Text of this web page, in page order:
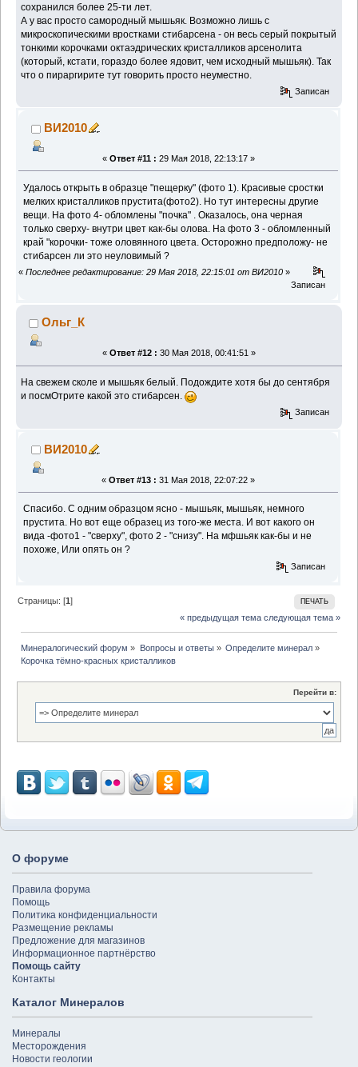
сохранился более 25-ти лет.
А у вас просто самородный мышьяк. Возможно лишь с
микроскопическими вростками стибарсена - он весь серый покрытый
тонкими корочками октаэдрических кристалликов арсенолита
(который, кстати, гораздо более ядовит, чем исходный мышьяк). Так
что о пираргирите тут говорить просто неуместно.
Записан
ВИ2010
« Ответ #11 : 29 Мая 2018, 22:13:17 »
Удалось открыть в образце "пещерку" (фото 1). Красивые сростки
мелких кристалликов прустита(фото2). Но тут интересны другие
вещи. На фото 4- обломлены "почка" . Оказалось, она черная
только сверху- внутри цвет как-бы олова. На фото 3 - обломленный
край "корочки- тоже оловянного цвета. Осторожно предположу- не
стибарсен ли это неуловимый ?
« Последнее редактирование: 29 Мая 2018, 22:15:01 от ВИ2010 »
Записан
Ольг_К
« Ответ #12 : 30 Мая 2018, 00:41:51 »
На свежем сколе и мышьяк белый. Подождите хотя бы до сентября
и посмОтрите какой это стибарсен.
Записан
ВИ2010
« Ответ #13 : 31 Мая 2018, 22:07:22 »
Спасибо. С одним образцом ясно - мышьяк, мышьяк, немного
прустита. Но вот еще образец из того-же места. И вот какого он
вида -фото1 - "сверху", фото 2 - "снизу". На мфшьяк как-бы и не
похоже, Или опять он ?
Записан
ПЕЧАТЬ
Страницы: [1]
« предыдущая тема следующая тема »
Минералогический форум » Вопросы и ответы» Определите минерал»
Корочка тёмно-красных кристалликов
Перейти в:
О форуме
Правила форума
Помощь
Политика конфиденциальности
Размещение рекламы
Предложение для магазинов
Информационное партнёрство
Помощь сайту
Контакты
Каталог Минералов
Минералы
Месторождения
Новости геологии